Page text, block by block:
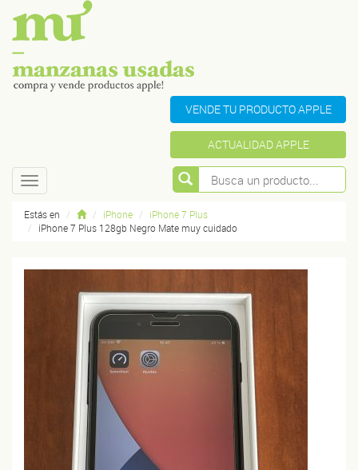
VENDE TU PRODUCTO APPLE
ACTUALIDAD APPLE
Toggle
navigation
Estás en iPhone
iPhone 7 Plus
iPhone 7 Plus 128gb Negro Mate muy cuidado